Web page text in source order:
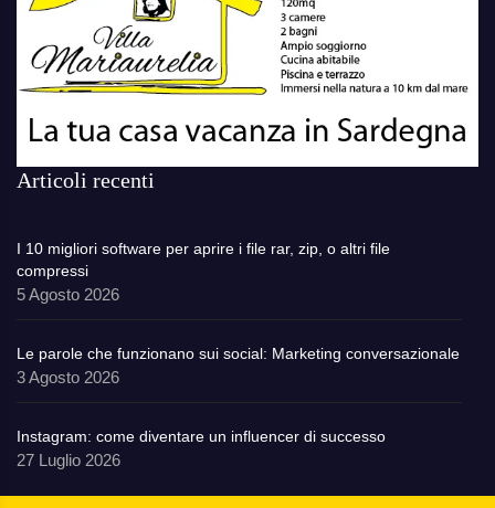
Articoli recenti
I 10 migliori software per aprire i file rar, zip, o altri file
compressi
5 Agosto 2026
Le parole che funzionano sui social: Marketing conversazionale
3 Agosto 2026
Instagram: come diventare un influencer di successo
27 Luglio 2026